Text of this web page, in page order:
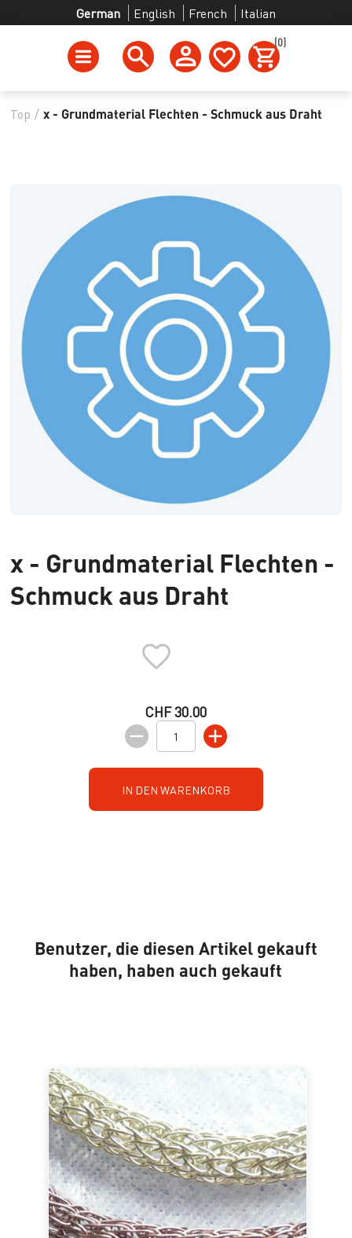
German English French Italian
(0)
Top / x - Grundmaterial Flechten - Schmuck aus Draht
x - Grundmaterial Flechten -
Schmuck aus Draht
CHF 30.00
IN DEN WARENKORB
Benutzer, die diesen Artikel gekauft
haben, haben auch gekauft